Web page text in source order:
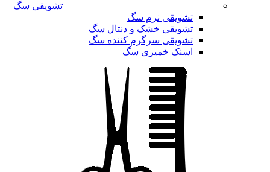
تشویقی سگ
تشویقی نرم سگ
تشویقی خشک و دنتال سگ
تشویقی سرگرم کننده سگ
اسنک خمیری سگ